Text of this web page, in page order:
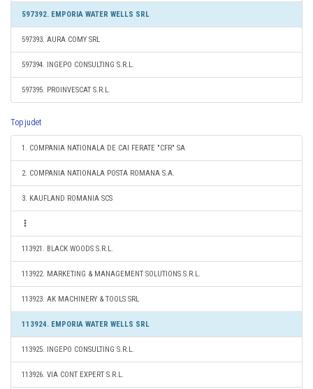
597392. EMPORIA WATER WELLS SRL
597393. AURA COMY SRL
597394. INGEPO CONSULTING S.R.L.
597395. PROINVESCAT S.R.L.
Top judet
1. COMPANIA NATIONALA DE CAI FERATE "CFR" SA
2. COMPANIA NATIONALA POSTA ROMANA S.A.
3. KAUFLAND ROMANIA SCS
113921. BLACK WOODS S.R.L.
113922. MARKETING & MANAGEMENT SOLUTIONS S.R.L.
113923. AK MACHINERY & TOOLS SRL
113924. EMPORIA WATER WELLS SRL
113925. INGEPO CONSULTING S.R.L.
113926. VIA CONT EXPERT S.R.L.